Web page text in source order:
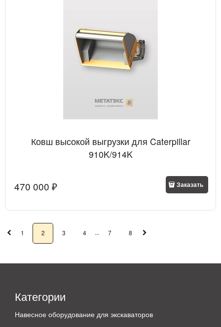
Ковш высокой выгрузки для Caterpillar
910K/914K
470 000 ₽ Заказать
1 2 3 4 ... 7 8
Категории
Навесное оборудование для экскаваторов